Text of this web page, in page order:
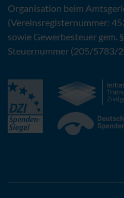
Organisation beim
(Vereinsregisternummer:
sowie Gewerbesteuer gem.
Steuernummer (205/5783/